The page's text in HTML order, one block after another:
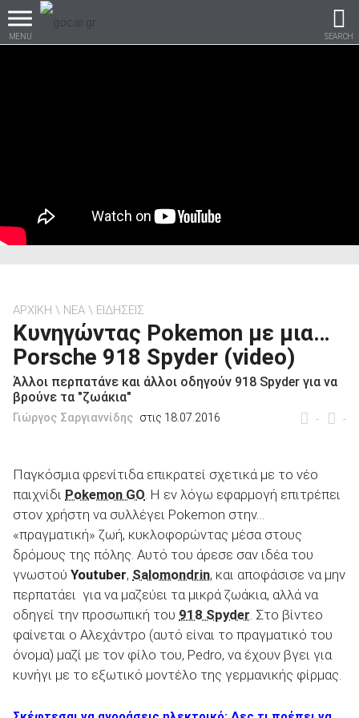
MENU SEARCH
βρες το!
Καινούρια
Μεταχειρισμένα
ΑΝΑΖΗΤΗΣΗ
Επιχειρήσεις
ΑΡΧΙΚΗ ΝΕΑ ΕΙΔΗΣΕΙΣ
Κυνηγώντας Pokemon με μια…
Porsche 918 Spyder (video)
Άλλοι περπατάνε και άλλοι οδηγούν 918 Spyder για να
βρούνε τα "ζωάκια"
- -
Γιώργος Σαργιαννίδης στις 18.07.2016
Παγκόσμια φρενίτιδα επικρατεί σχετικά με το νέο
παιχνίδι Pokemon GO . Η εν λόγω εφαρμογή επιτρέπει
στον χρήστη να συλλέγει Pokemon στην…
«πραγματική» ζωή, κυκλοφορώντας μέσα στους
δρόμους της πόλης. Αυτό του άρεσε σαν ιδέα του
γνωστού Youtuber, Salomondrin, και αποφάσισε να μην
περπατάει για να μαζεύει τα μικρά ζωάκια, αλλά να
οδηγεί την προσωπική του 918 Spyder . Στο βίντεο
φαίνεται ο Αλεχάντρο (αυτό είναι το πραγματικό του
όνομα) μαζί με τον φίλο του, Pedro, να έχουν βγει για
κυνήγι με το εξωτικό μοντέλο της γερμανικής φίρμας.